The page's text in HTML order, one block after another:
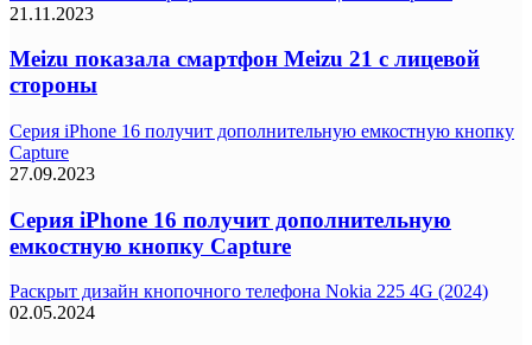
21.11.2023
Meizu показала смартфон Meizu 21 с лицевой
стороны
Серия iPhone 16 получит дополнительную емкостную кнопку
Capture
27.09.2023
Серия iPhone 16 получит дополнительную
емкостную кнопку Capture
Раскрыт дизайн кнопочного телефона Nokia 225 4G (2024)
02.05.2024